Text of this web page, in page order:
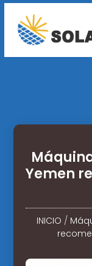
Yemen
INICIO /